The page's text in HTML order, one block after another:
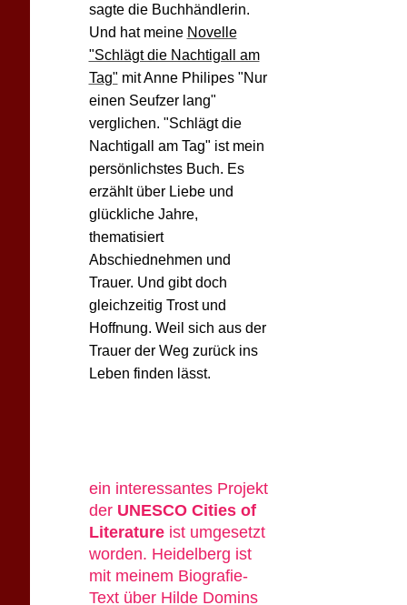
sagte die Buchhändlerin.
Und hat meine Novelle
"Schlägt die Nachtigall am
Tag" mit Anne Philipes "Nur
einen Seufzer lang"
verglichen. "Schlägt die
Nachtigall am Tag" ist mein
persönlichstes Buch. Es
erzählt über Liebe und
glückliche Jahre,
thematisiert
Abschiednehmen und
Trauer. Und gibt doch
gleichzeitig Trost und
Hoffnung. Weil sich aus der
Trauer der Weg zurück ins
Leben finden lässt.
ein interessantes Projekt
der UNESCO Cities of
Literatureist umgesetzt
worden. Heidelberg ist
mit meinem Biografie-
Text über Hilde Domins